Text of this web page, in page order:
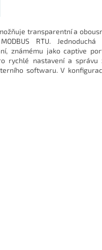
transparentní a
RTU.
známému jako captive
rychlé nastavení a správu
softwaru. V